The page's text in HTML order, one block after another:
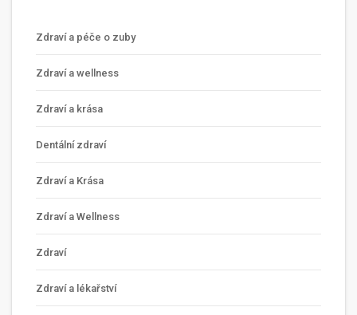
Zdraví a péče o zuby
Zdraví a wellness
Zdraví a krása
Dentální zdraví
Zdraví a Krása
Zdraví a Wellness
Zdraví
Zdraví a lékařství